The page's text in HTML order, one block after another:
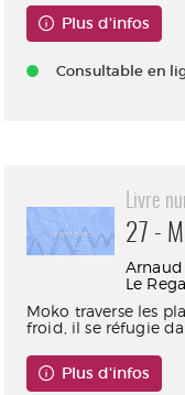
Plus d'infos
Consultable en
Livre
27 -
Le
Moko traverse les
froid, il se réfugie
Plus d'infos